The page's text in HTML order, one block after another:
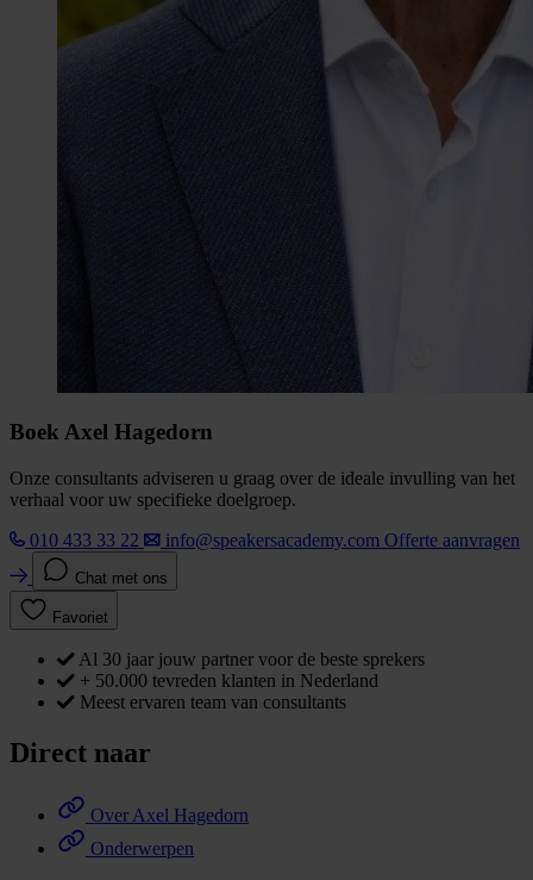
Boek Axel Hagedorn
Onze consultants adviseren u graag over de ideale invulling van het
verhaal voor uw specifieke doelgroep.
010 433 33 22
info@speakersacademy.com Offerte aanvragen
Chat met ons
Favoriet
Al 30 jaar jouw partner voor de beste sprekers
+ 50.000 tevreden klanten in Nederland
Meest ervaren team van consultants
Direct naar
Over Axel Hagedorn
Onderwerpen